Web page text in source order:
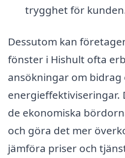
trygghet för
Dessutom kan
fönster i Hishult ofta
ansökningar om
energieffektiviseringar.
de ekonomiska
och göra det mer
jämföra priser och